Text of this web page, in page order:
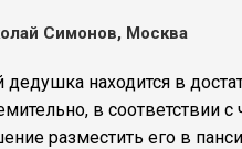
Симонов, Москва
дедушка находится в
в соответствии
разместить его в